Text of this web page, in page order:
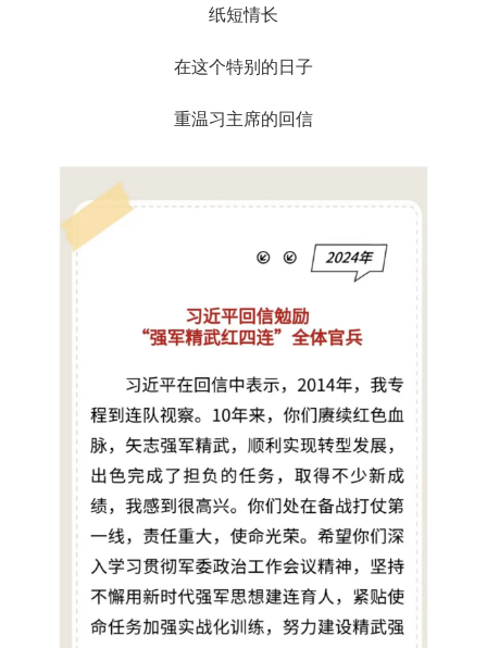
纸短情长
在这个特别的日子
重温习主席的回信